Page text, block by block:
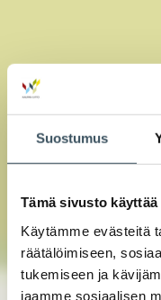
Suostumus
Tämä sivusto käyttää
Käytämme evästeitä
räätälöimiseen,
tukemiseen ja
jaamme sosiaalisen